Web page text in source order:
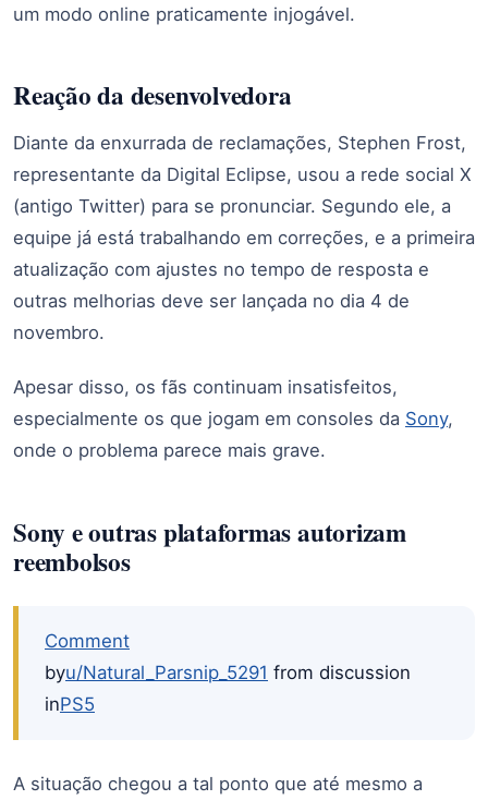
um modo online praticamente injogável.
Reação da desenvolvedora
Diante da enxurrada de reclamações, Stephen Frost,
representante da Digital Eclipse, usou a rede social X
(antigo Twitter) para se pronunciar. Segundo ele, a
equipe já está trabalhando em correções, e a primeira
atualização com ajustes no tempo de resposta e
outras melhorias deve ser lançada no dia 4 de
novembro.
Apesar disso, os fãs continuam insatisfeitos,
especialmente os que jogam em consoles da Sony,
onde o problema parece mais grave.
Sony e outras plataformas autorizam
reembolsos
Comment
byu/Natural_Parsnip_5291 from discussion
inPS5
A situação chegou a tal ponto que até mesmo a